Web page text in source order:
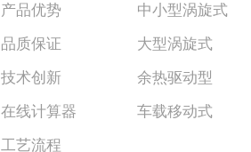
产品优势
品质保证
技术创新
在线计算器
工艺流程
中小型涡旋式
大型涡旋式
余热驱动型
车载移动式